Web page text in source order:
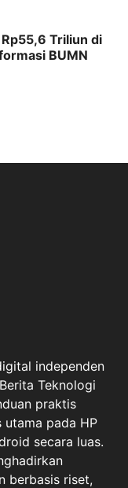
Triliun di
BUMN
independen
Teknologi
praktis
pada HP
secara luas.
berbasis riset,